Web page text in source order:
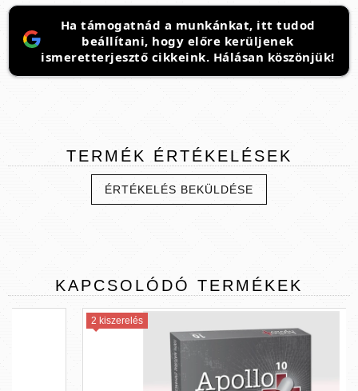
Ha támogatnád a munkánkat, itt tudod
beállítani, hogy előre kerüljenek
ismeretterjesztő cikkeink. Hálásan köszönjük!
TERMÉK ÉRTÉKELÉSEK
ÉRTÉKELÉS BEKÜLDÉSE
KAPCSOLÓDÓ TERMÉKEK